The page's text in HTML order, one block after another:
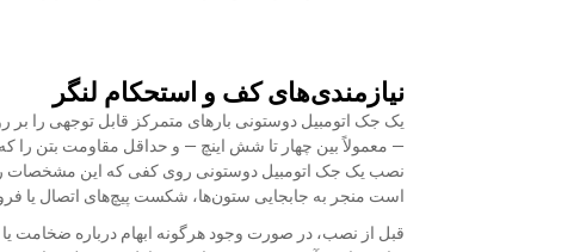
نیازمندی‌های کف و استحکام لنگر
یک جک اتومبیل دوستونی بارهای متمرکز قابل توجهی را
نصب یک جک اتومبیل دوستونی روی کفی که این مشخصات را
است منجر به جابجایی ستون‌ها، شکست پیچ‌های اتصال یا
قبل از نصب، در صورت وجود هرگونه ابهام درباره ضخامت